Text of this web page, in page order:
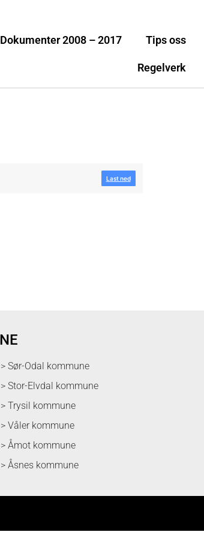
Dokumenter 2008 – 2017 Tips oss
Regelverk
Last ned
> Sør-Odal kommune
> Stor-Elvdal kommune
> Trysil kommune
> Våler kommune
> Åmot kommune
> Åsnes kommune